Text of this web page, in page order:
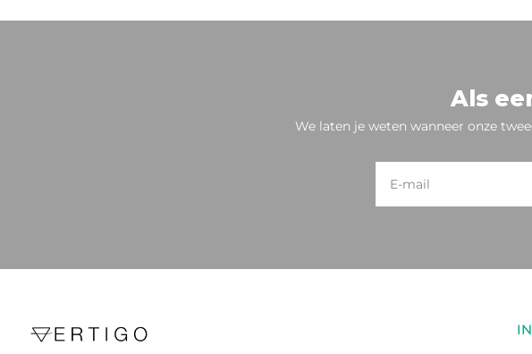
Als
We laten je weten wanneer onze